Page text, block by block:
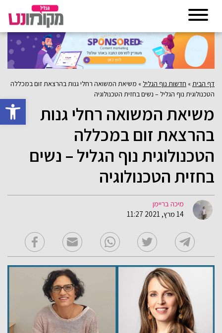
פתח
דף הבית » חדשות נוף הגליל » משיאת המשואה רחלי גנות בהרצאת זום במכללה
הטכנולוגית נוף הגליל – נשים בחזית הטכנולוגיה
משיאת המשואה רחלי גנות
בהרצאת זום במכללה
הטכנולוגית נוף הגליל – נשים
בחזית הטכנולוגיה
מיכה בריימן
14 מרץ, 2021 11:27